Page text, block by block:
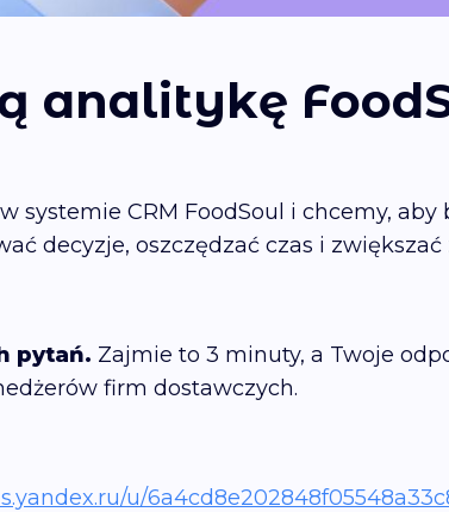
analitykę
systemie CRM FoodSoul i chcemy, aby
decyzje, oszczędzać czas i zwiększać
pytań. Zajmie to 3 minuty, a Twoje
firm dostawczych.
u/